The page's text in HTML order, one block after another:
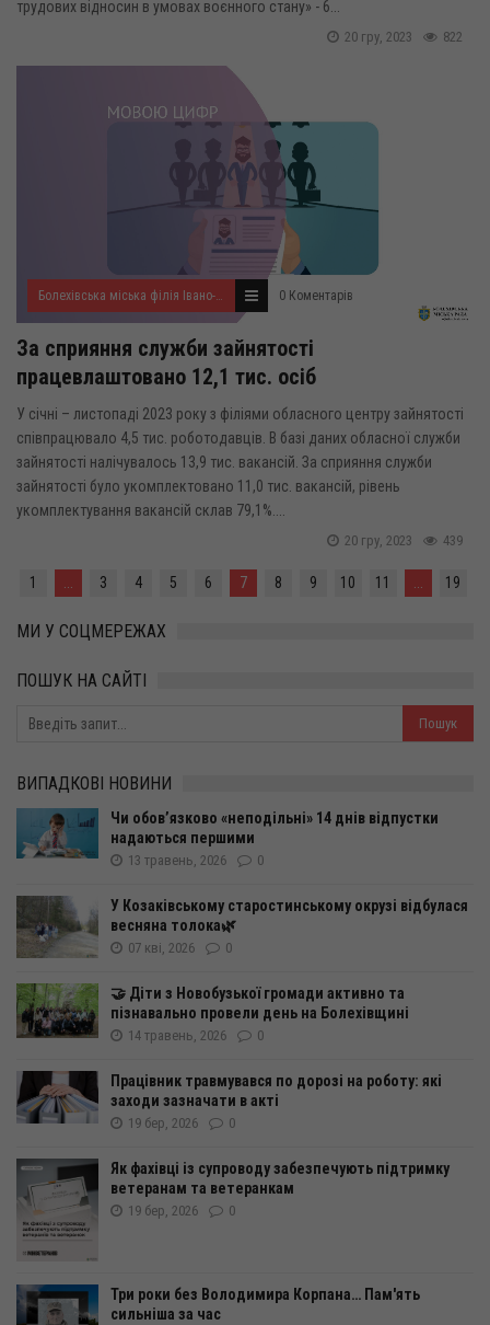
трудових відносин в умовах воєнного стану» - 6...
822
20 гру, 2023
Болехівська міська філія Івано-Франківського ОЦЗ 0 Коментарів
За сприяння служби зайнятості
працевлаштовано 12,1 тис. осіб
У січні – листопаді 2023 року з філіями обласного центру зайнятості
співпрацювало 4,5 тис. роботодавців. В базі даних обласної служби
зайнятості налічувалось 13,9 тис. вакансій. За сприяння служби
зайнятості було укомплектовано 11,0 тис. вакансій, рівень
укомплектування вакансій склав 79,1%....
439
20 гру, 2023
1 ... 3 4 5 6 7 8 9 10 11 ... 19
МИ У СОЦМЕРЕЖАХ
ПОШУК НА САЙТІ
ВИПАДКОВІ НОВИНИ
Чи обов’язково «неподільні» 14 днів відпустки
надаються першими
13 травень, 2026 0
У Козаківському старостинському окрузі відбулася
весняна толока🌿
07 кві, 2026 0
🤝 Діти з Новобузької громади активно та
пізнавально провели день на Болехівщині
14 травень, 2026 0
Працівник травмувався по дорозі на роботу: які
заходи зазначати в акті
19 бер, 2026 0
Як фахівці із супроводу забезпечують підтримку
ветеранам та ветеранкам
19 бер, 2026 0
Три роки без Володимира Корпана… Пам'ять
сильніша за час